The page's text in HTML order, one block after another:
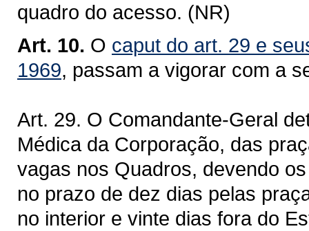
quadro do acesso. (NR)
Art. 10. O caput do art. 29 e
1969, passam a vigorar com a
Art. 29. O Comandante-Geral
Médica da Corporação, das
vagas nos Quadros, devendo
no prazo de dez dias pelas
no interior e vinte dias fora do